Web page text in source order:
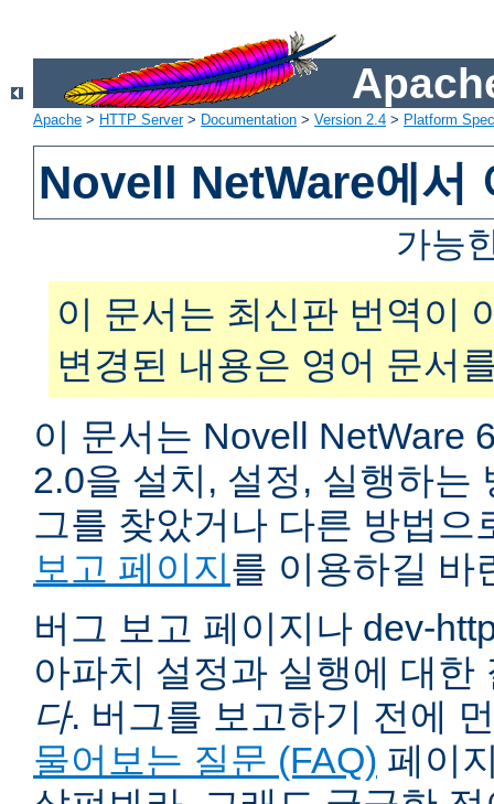
Apache > HTTP Server> Documentation > Version 2.4 > Platform
Novell NetWare에서
가능
이 문서는 최신판 번역이
변경된 내용은 영어 문서
이 문서는 Novell NetWare
2.0을 설치, 설정, 실행하는
그를 찾았거나 다른 방법
보고 페이지를 이용하길 바
버그 보고 페이지나 dev-
아파치 설정과 실행에 대
다. 버그를 보고하기 전에
물어보는 질문 (FAQ) 페이